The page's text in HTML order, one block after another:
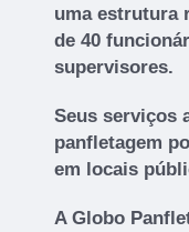
uma estrutura
de 40
supervisores.
Seus serviços
panfletagem
em locais
A Globo